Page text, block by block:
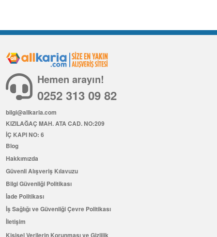
Hemen arayın!
0252 313 09 82
bilgi@allkaria.com
KIZILAĞAÇ MAH. ATA CAD. NO:209
İÇ KAPI NO: 6
Blog
Hakkımızda
Güvenli Alışveriş Kılavuzu
Bilgi Güvenliği Politikası
İade Politikası
İş Sağlığı ve Güvenliği Çevre Politikası
İletişim
Kişisel Verilerin Korunması ve Gizlilik